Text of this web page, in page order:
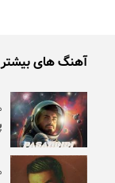
آهنگ های بیشتر